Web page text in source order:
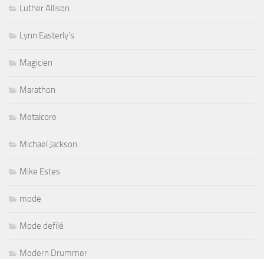
Luther Allison
Lynn Easterly's
Magicien
Marathon
Metalcore
Michael Jackson
Mike Estes
mode
Mode defilé
Modern Drummer